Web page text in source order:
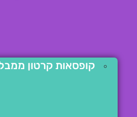
קופסאות קרטון ממבלט